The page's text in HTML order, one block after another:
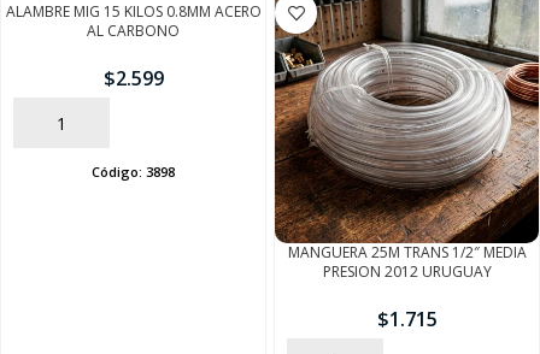
ALAMBRE MIG 15 KILOS 0.8MM ACERO
AL CARBONO
$2.599
AÑADIR
Código: 3898
MANGUERA 25M TRANS 1/2″ MEDIA
PRESION 2012 URUGUAY
$1.715